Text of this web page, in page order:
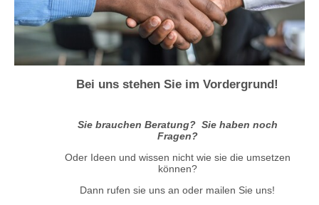
Bei uns stehen Sie im Vordergrund!
Sie brauchen Beratung? Sie haben noch
Fragen?
Oder Ideen und wissen nicht wie sie die umsetzen
können?
Dann rufen sie uns an oder mailen Sie uns!